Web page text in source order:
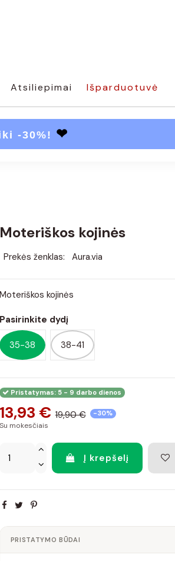
Atsiliepimai Išparduotuvė
-30%! ❤
Moteriškos kojinės
Prekės ženklas: Aura.via
Moteriškos kojinės
Pasirinkite dydį
35-38 38-41
Pristatymas: 5 - 9 darbo dienos
13,93 € 19,90 € -30%
Su mokesčiais
Į krepšelį
PRISTATYMO BŪDAI